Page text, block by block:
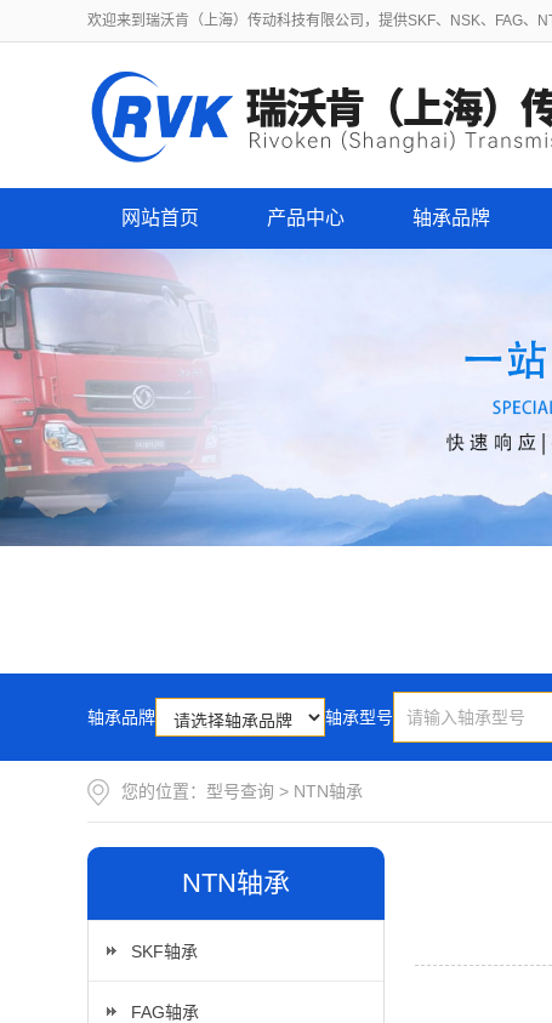
欢迎来到瑞沃肯（上海）传动科技有限公司，提供SKF、NSK、FAG、
网站首页 产品中心 轴承品牌
轴承品牌 轴承型号
您的位置： 型号查询 > NTN轴承
NTN轴承
SKF轴承
FAG轴承